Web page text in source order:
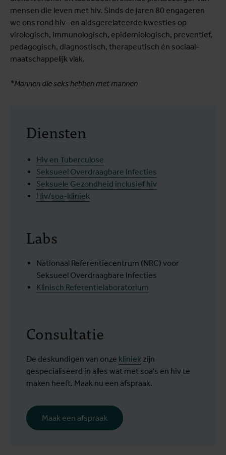
mensen die leven met hiv. Sinds de jaren 80 engageren
we ons rond hiv- en aidsgerelateerde kwesties op
virologisch, immunologisch, epidemiologisch, preventief,
pedagogisch, diagnostisch, therapeutisch én sociaal-
maatschappelijk vlak.
*Mannen die seks hebben met mannen
Diensten
Hiv en Tuberculose
Seksueel Overdraagbare Infecties
Seksuele Gezondheid inclusief hiv
Hiv/soa-kliniek
Labs
Nationaal Referentiecentrum (NRC) voor
Seksueel Overdraagbare Infecties
Klinisch Referentielaboratorium
Consultatie
De deskundigen van onze kliniek zijn
gespecialiseerd in alles wat met soa's en hiv te
maken heeft. Maak nu een afspraak.
Maak een afspraak